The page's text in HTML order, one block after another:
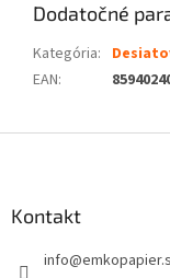
Dodatočné
Kategória:
EAN:
Kontakt
info@